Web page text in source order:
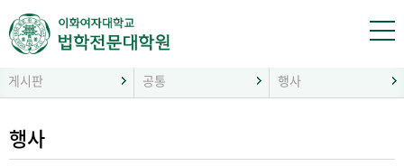
게시판 공통 행사
행사